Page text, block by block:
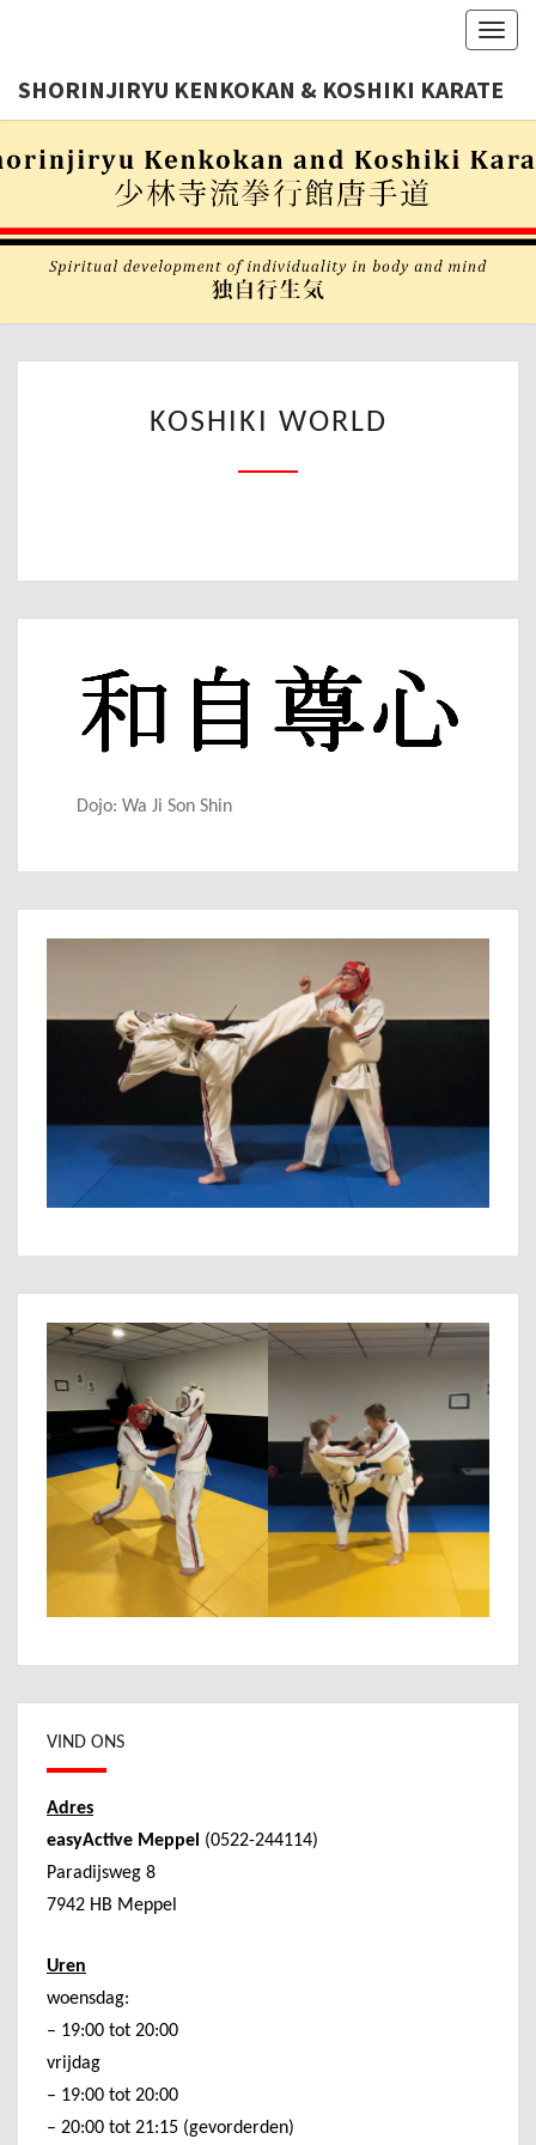
SHORINJIRYU KENKOKAN & KOSHIKI KARATE
Shorinjiryu
& Koshiki
Karate
WORLD
KOSHIKI WORLD
Dojo: Wa Ji Son Shin
VIND ONS
Adres
easyActive Meppel (0522-244114)
Paradijsweg 8
7942 HB Meppel
Uren
woensdag:
– 19:00 tot 20:00
vrijdag
– 19:00 tot 20:00
– 20:00 tot 21:15 (gevorderden)